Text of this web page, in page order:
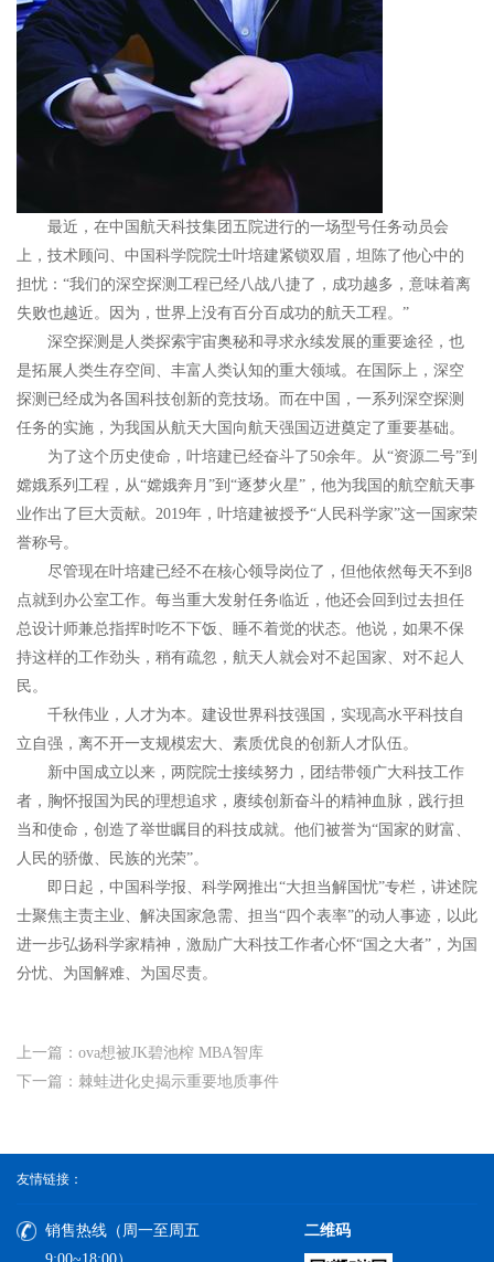
最近，在中国航天科技集团五院进行的一场型号任务动员会
上，技术顾问、中国科学院院士叶培建紧锁双眉，坦陈了他心中的
担忧：“我们的深空探测工程已经八战八捷了，成功越多，意味着离
失败也越近。因为，世界上没有百分百成功的航天工程。”
深空探测是人类探索宇宙奥秘和寻求永续发展的重要途径，也
是拓展人类生存空间、丰富人类认知的重大领域。在国际上，深空
探测已经成为各国科技创新的竞技场。而在中国，一系列深空探测
任务的实施，为我国从航天大国向航天强国迈进奠定了重要基础。
为了这个历史使命，叶培建已经奋斗了50余年。从“资源二号”到
嫦娥系列工程，从“嫦娥奔月”到“逐梦火星”，他为我国的航空航天事
业作出了巨大贡献。2019年，叶培建被授予“人民科学家”这一国家荣
誉称号。
尽管现在叶培建已经不在核心领导岗位了，但他依然每天不到8
点就到办公室工作。每当重大发射任务临近，他还会回到过去担任
总设计师兼总指挥时吃不下饭、睡不着觉的状态。他说，如果不保
持这样的工作劲头，稍有疏忽，航天人就会对不起国家、对不起人
民。
千秋伟业，人才为本。建设世界科技强国，实现高水平科技自
立自强，离不开一支规模宏大、素质优良的创新人才队伍。
新中国成立以来，两院院士接续努力，团结带领广大科技工作
者，胸怀报国为民的理想追求，赓续创新奋斗的精神血脉，践行担
当和使命，创造了举世瞩目的科技成就。他们被誉为“国家的财富、
人民的骄傲、民族的光荣”。
即日起，中国科学报、科学网推出“大担当解国忧”专栏，讲述院
士聚焦主责主业、解决国家急需、担当“四个表率”的动人事迹，以此
进一步弘扬科学家精神，激励广大科技工作者心怀“国之大者”，为国
分忧、为国解难、为国尽责。
上一篇：ova想被JK碧池榨 MBA智库
下一篇：棘蛙进化史揭示重要地质事件
友情链接：
二维码
销售热线（周一至周五